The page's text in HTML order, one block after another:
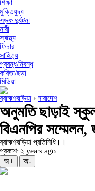
শিক্ষা
মুক্তিযুদ্ধ
সড়ক দুর্ঘটনা
নারী
স্বাস্থ্য
ফিচার
সাহিত্য
প্রবন্ধ/নিবন্ধ
কবিতা/ছড়া
মিডিয়া
ব্রাহ্মণবাড়িয়া › সারাদেশ
অনুমতি ছাড়াই স্কুল
বিএনপির
ব্রাহ্মণবাড়িয়া প্রতিনিধি।।
প্রকাশ: ২ years ago
অ+
অ-